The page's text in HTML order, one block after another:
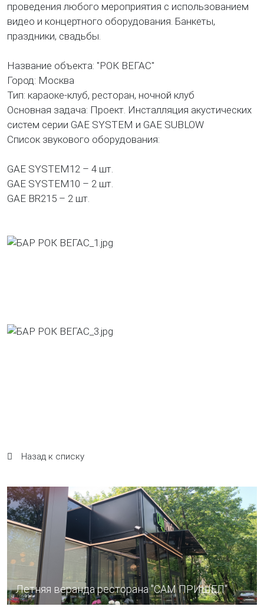
проведения любого мероприятия с использованием
видео и концертного оборудования. Банкеты,
праздники, свадьбы.
Название объекта: "РОК ВЕГАС"
Город: Москва
Тип: караоке-клуб, ресторан, ночной клуб
Основная задача: Проект. Инсталляция акустических
систем серии GAE SYSTEM и GAE SUBLOW
Список звукового оборудования:
GAE SYSTEM12 – 4 шт.
GAE SYSTEM10 – 2 шт.
GAE BR215 – 2 шт.
Назад к списку
Летняя веранда ресторана "САМ ПРИШЕЛ"